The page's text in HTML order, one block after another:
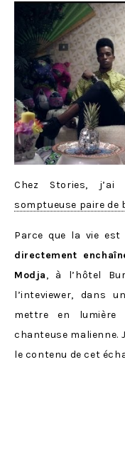
Chez Stories,
somptueuse paire de
Parce que la vie
directement
Modja, à l’hôtel
l’inteviewer, dans
mettre en lumière
chanteuse malienne.
le contenu de cet